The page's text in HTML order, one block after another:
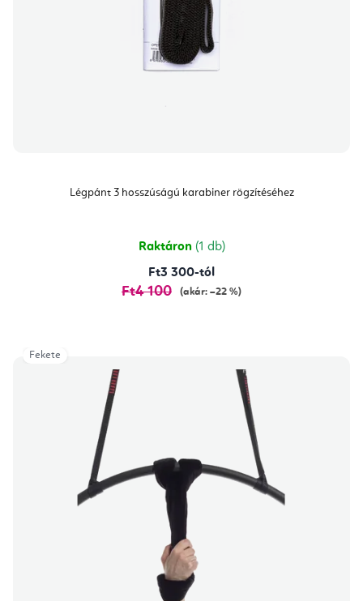
Légpánt 3 hosszúságú karabiner rögzítéséhez
Raktáron (1 db)
Ft3 300-tól
Ft4 100 (akár: –22 %)
Fekete